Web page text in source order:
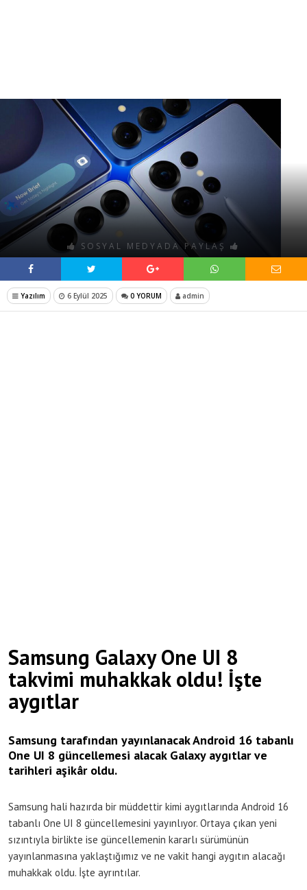
SOSYAL MEDYADA PAYLAŞ
Yazılım 6 Eylül 2025 0 YORUM admin
Samsung Galaxy One UI 8
takvimi muhakkak oldu! İşte
aygıtlar
Samsung tarafından yayınlanacak Android 16 tabanlı
One UI 8 güncellemesi alacak Galaxy aygıtlar ve
tarihleri aşikâr oldu.
Samsung hali hazırda bir müddettir kimi aygıtlarında Android 16
tabanlı One UI 8 güncellemesini yayınlıyor. Ortaya çıkan yeni
sızıntıyla birlikte ise güncellemenin kararlı sürümünün
yayınlanmasına yaklaştığımız ve ne vakit hangi aygıtın alacağı
muhakkak oldu. İşte ayrıntılar.